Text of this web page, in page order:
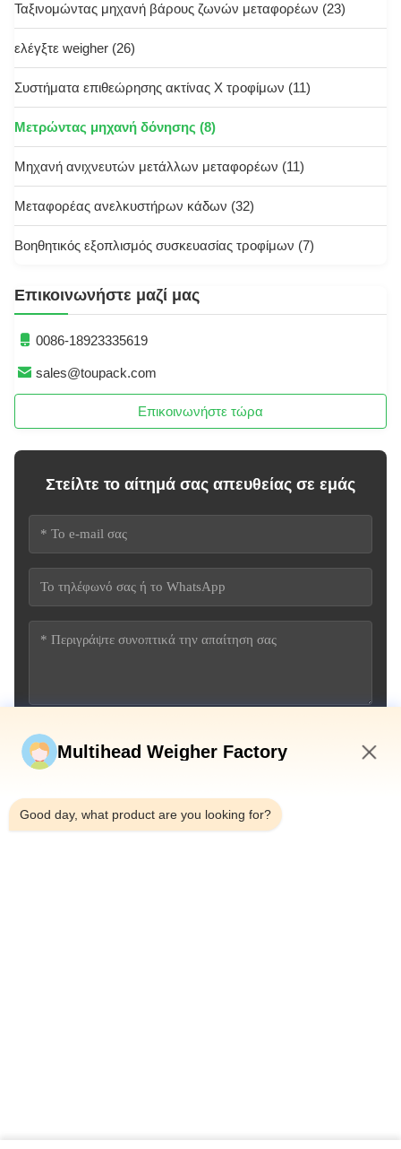
Ταξινομώντας μηχανή βάρους ζωνών μεταφορέων (23)
ελέγξτε weigher (26)
Συστήματα επιθεώρησης ακτίνας X τροφίμων (11)
Μετρώντας μηχανή δόνησης (8)
Μηχανή ανιχνευτών μετάλλων μεταφορέων (11)
Μεταφορέας ανελκυστήρων κάδων (32)
Βοηθητικός εξοπλισμός συσκευασίας τροφίμων (7)
Επικοινωνήστε μαζί μας
0086-18923335619
sales@toupack.com
Επικοινωνήστε τώρα
Στείλτε το αίτημά σας απευθείας σε εμάς
Multihead Weigher Factory
Good day, what product are you looking for?